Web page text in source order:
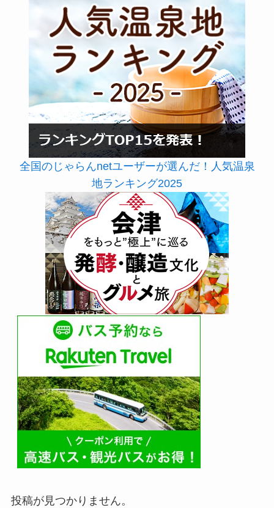
全国のじゃらんnetユーザーが選んだ！人気温泉
地ランキング2025
投稿が見つかりません。